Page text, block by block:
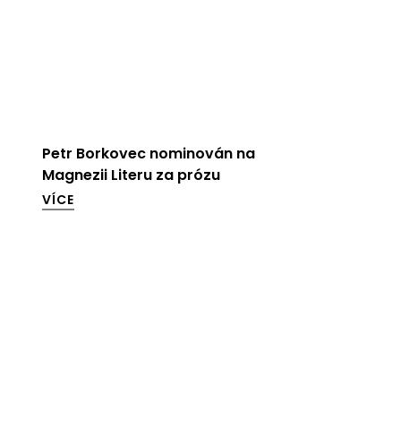
Petr Borkovec nominován na
Magnezii Literu za prózu
VÍCE